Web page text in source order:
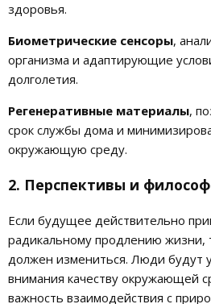
здоровья.
Биометрические сенсоры,
организма и адаптирующие
долголетия.
Регенеративные материалы,
срок службы дома и
окружающую среду.
2. Перспективы и
Если будущее действительно
радикальному продлению жизни,
должен измениться. Люди будут
внимания качеству окружающей
важность взаимодействия с